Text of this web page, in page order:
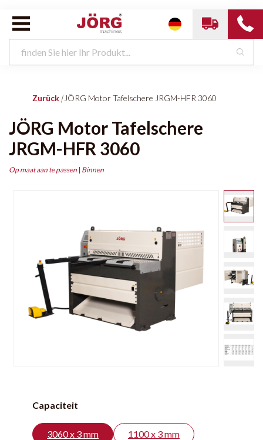
Zurück | JÖRG Motor Tafelschere JRGM-HFR 3060
JÖRG Motor Tafelschere
JRGM-HFR 3060
Op maat aan te passen | Binnen
Capaciteit
3060 x 3 mm
1100 x 3 mm